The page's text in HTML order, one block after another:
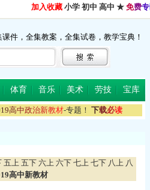
加入收藏 小学 初中 高中 ★ 免费专
件，全集教案，全集试卷，教学宝典！
体育 音乐 美术 劳技 宝库
19高中政治新教材-专题！ 下载必读
五上 五下 六上 六下 七上 七下 八上 八
高中新教材